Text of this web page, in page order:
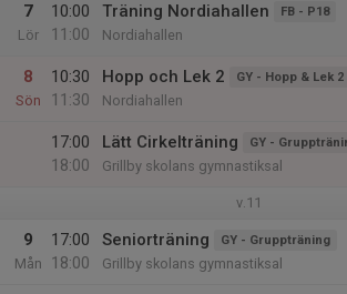
7
Lör
10:00
11:00
Träning Nordiahallen FB - P18
Nordiahallen
8
Sön
10:30
11:30
Hopp och Lek 2 GY - Hopp & Lek 2
Nordiahallen
17:00
18:00
Lätt Cirkelträning GY -
Grillby skolans gymnastiksal
v.11
9
Mån
17:00
18:00
Seniorträning GY - Gruppträning
Grillby skolans gymnastiksal